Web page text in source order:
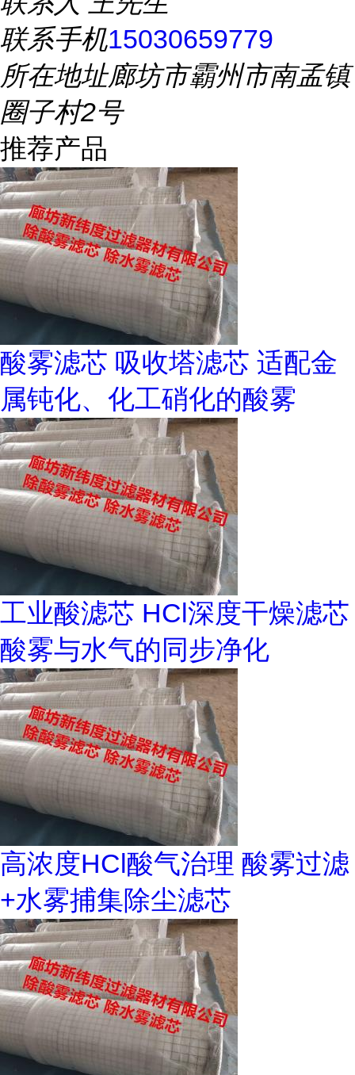
联系手机15030659779
所在地址廊坊市霸州市南孟镇
圈子村2号
推荐产品
酸雾滤芯 吸收塔滤芯 适配金
属钝化、化工硝化的酸雾
工业酸滤芯 HCl深度干燥滤芯
酸雾与水气的同步净化
高浓度HCl酸气治理 酸雾过滤
+水雾捕集除尘滤芯